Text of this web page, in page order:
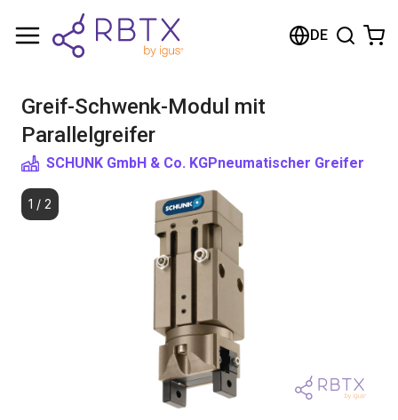
DE
Greif-Schwenk-Modul mit
Parallelgreifer
SCHUNK GmbH & Co. KGPneumatischer Greifer
1 / 2
Warenkorb
Im Shop stöbern